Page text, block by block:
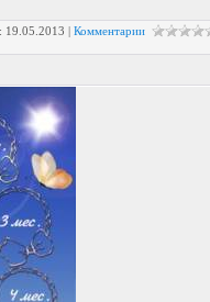
19.05.2013 | Комментарии